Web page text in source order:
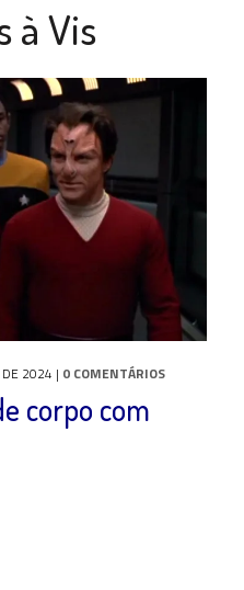
à Vis
2024 | 0 COMENTÁRIOS
corpo com